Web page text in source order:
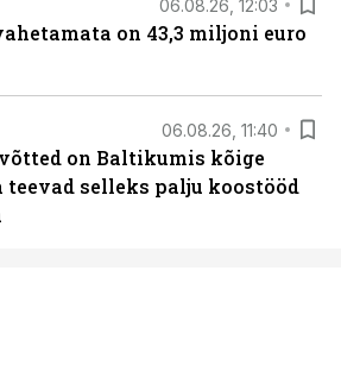
06.08.26, 12:03
on 43,3 miljoni euro
06.08.26, 11:40
on Baltikumis kõige
selleks palju koostööd